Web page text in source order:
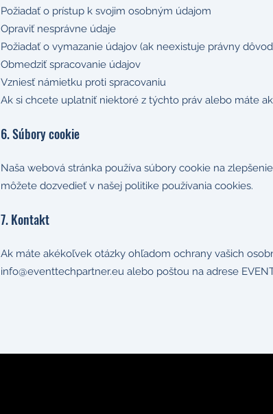
Požiadať o prístup k svojim osobným údajom
Opraviť nesprávne údaje
Požiadať o vymazanie údajov (ak neexistuje právny
Obmedziť spracovanie údajov
Vzniesť námietku proti spracovaniu
Ak si chcete uplatniť niektoré z týchto práv alebo máte
6. Súbory cookie
Naša webová stránka používa súbory cookie na
môžete dozvedieť v našej politike používania cookies.
7. Kontakt
Ak máte akékoľvek otázky ohľadom ochrany vašich
info@eventtechpartner.eu alebo poštou na adrese